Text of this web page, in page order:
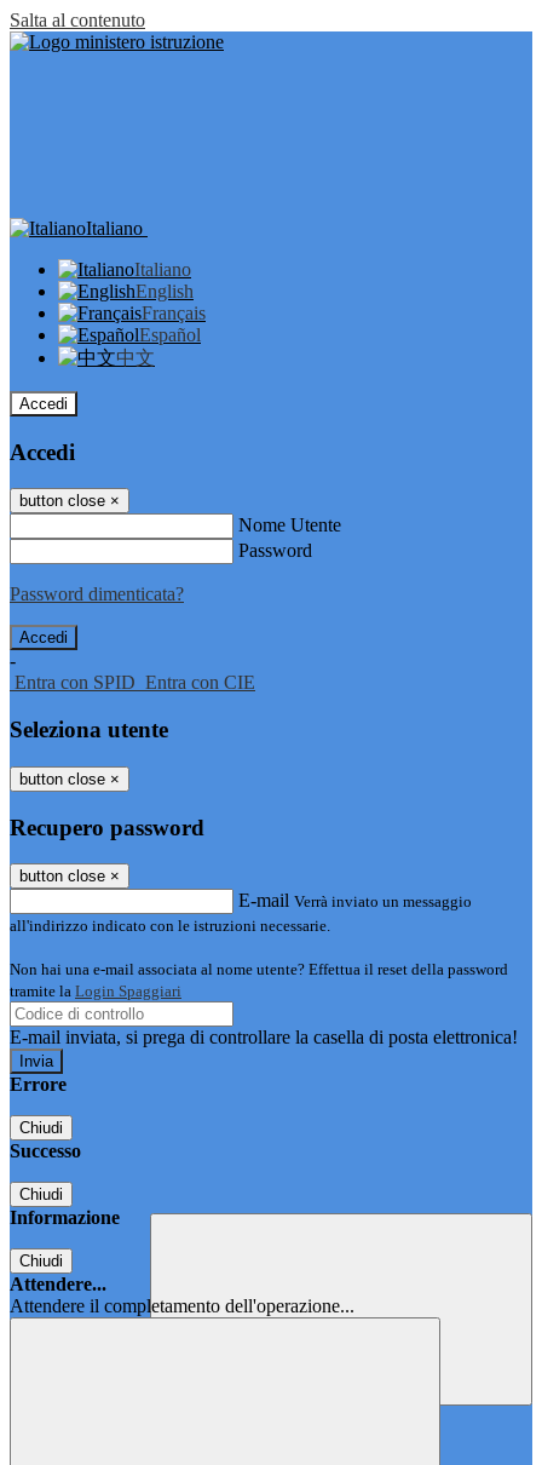
Salta al contenuto
Italiano
Italiano
English
Français
Español
中文
Accedi
Accedi
button close ×
Nome Utente
Password
Password dimenticata?
-
Entra con SPID Entra con CIE
Seleziona utente
button close ×
Recupero password
button close ×
E-mail Verrà inviato un messaggio
all'indirizzo indicato con le istruzioni necessarie.
Non hai una e-mail associata al nome utente? Effettua il reset della password
tramite la Login Spaggiari
E-mail inviata, si prega di controllare la casella di posta elettronica!
Errore
Chiudi
Successo
Chiudi
Informazione
Chiudi
Attendere...
Attendere il completamento dell'operazione...